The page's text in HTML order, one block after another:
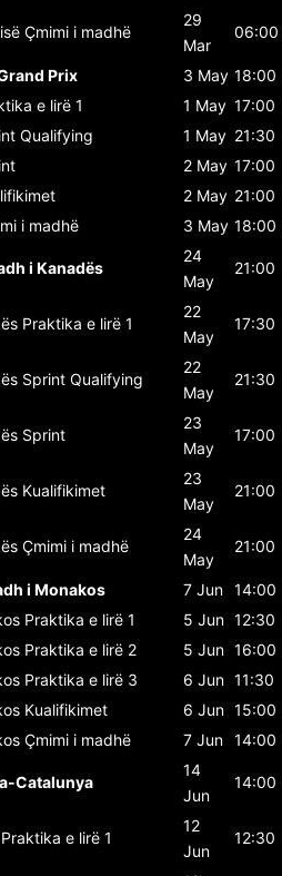
Çmimi i madhë
29
Mar
06:00
Prix 3 May 18:00
e lirë 1 1 May 17:00
Qualifying 1 May 21:30
2 May 17:00
2 May 21:00
i madhë 3 May 18:00
i Kanadës
24
May
21:00
Praktika e lirë 1
22
May
17:30
Sprint Qualifying
22
May
21:30
Sprint
23
May
17:00
Kualifikimet
23
May
21:00
Çmimi i madhë
24
May
21:00
i Monakos 7 Jun 14:00
Praktika e lirë 1 5 Jun 12:30
Praktika e lirë 2 5 Jun 16:00
Praktika e lirë 3 6 Jun 11:30
Kualifikimet 6 Jun 15:00
Çmimi i madhë 7 Jun 14:00
Catalunya
14
Jun
14:00
Praktika e lirë 1
12
Jun
12:30